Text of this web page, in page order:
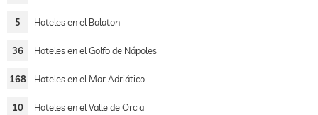
5 Hoteles en el Balaton
36 Hoteles en el Golfo de Nápoles
168 Hoteles en el Mar Adriático
10 Hoteles en el Valle de Orcia